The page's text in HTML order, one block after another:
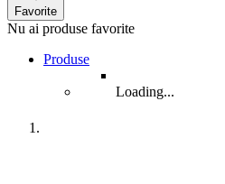
Favorite
Nu ai produse favorite
Produse
Loading...